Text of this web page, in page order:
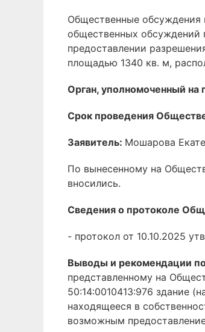
Общественные обсуждения
общественных обсуждений
предоставлении
площадью 1340 кв. м,
Орган, уполномоченный
Срок проведения
Заявитель: Мошарова
По вынесенному на
вносились.
Сведения о протоколе
- протокол от 10.10.2025
Выводы и рекомендации
представленному на
50:14:0010413:976 здание
находящееся в
возможным